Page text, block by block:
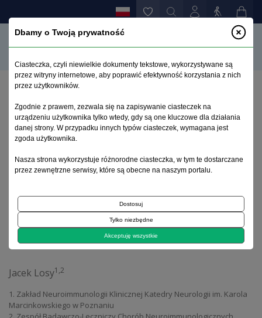
Zmeczenie w stwardnieniu rozsianym
Archiwum 1995–2023
Zmeczenie w stwardnieniu rozsianym
Jacek Losy1,2
1. Zakład Neuroimmunologii Klinicznej Katedry Neurologii im. Karola
Marcinkowskiego w Poznaniu
Dbamy o Twoją prywatność
Ciasteczka, czyli niewielkie dokumenty tekstowe, wykorzystywane są
przez witryny internetowe, aby poprawić efektywność korzystania z nich
przez użytkowników.
Zgodnie z prawem, zezwala się na zapisywanie ciasteczek na
urządzeniu użytkownika tylko wtedy, gdy są one kluczowe dla działania
danej strony. W przypadku innych typów ciasteczek, wymagana jest
zgoda użytkownika.
Nasza strona wykorzystuje różnorodne ciasteczka, w tym te dostarczane
przez zewnętrzne serwisy, które są obecne na naszym portalu.
Dostosuj
Tylko niezbędne
Akceptuję wszystkie